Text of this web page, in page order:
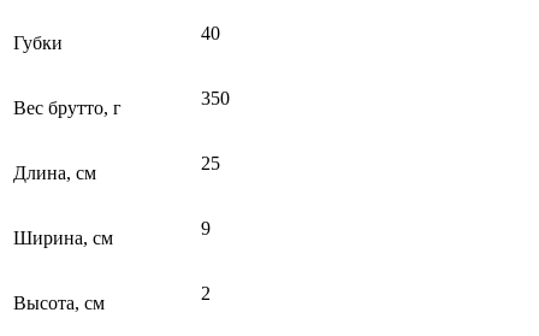
Губки 40
Вес брутто, г 350
Длина, см 25
Ширина, см 9
Высота, см 2